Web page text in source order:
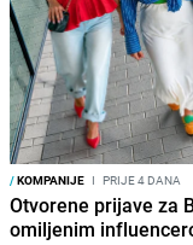
/KOMPANIJE I PRIJE 4 DANA
Otvorene prijave za
omiljenim